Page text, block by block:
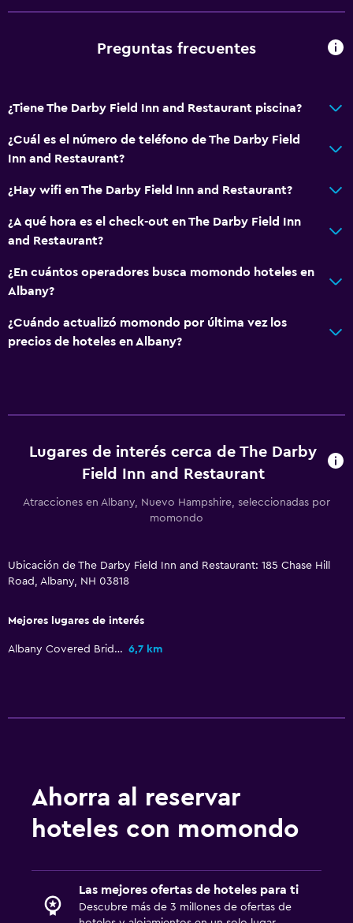
Preguntas frecuentes
¿Tiene The Darby Field Inn and Restaurant piscina?
¿Cuál es el número de teléfono de The Darby Field
Inn and Restaurant?
¿Hay wifi en The Darby Field Inn and Restaurant?
¿A qué hora es el check-out en The Darby Field Inn
and Restaurant?
¿En cuántos operadores busca momondo hoteles en
Albany?
¿Cuándo actualizó momondo por última vez los
precios de hoteles en Albany?
Lugares de interés cerca de The Darby
Field Inn and Restaurant
Atracciones en Albany, Nuevo Hampshire, seleccionadas por
momondo
Ubicación de The Darby Field Inn and Restaurant: 185 Chase Hill
Road, Albany, NH 03818
Mejores lugares de interés
Albany Covered Bridge 6,7 km
Ahorra al reservar
hoteles con momondo
Las mejores ofertas de hoteles para ti
Descubre más de 3 millones de ofertas de